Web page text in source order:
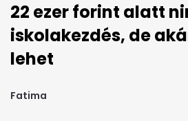
22 ezer forint alatt
iskolakezdés, de
lehet
Fatima